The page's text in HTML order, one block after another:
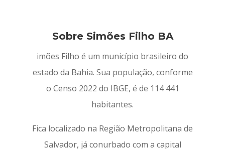
Sobre Simões Filho BA
imões Filho é um município brasileiro do
estado da Bahia. Sua população, conforme
o Censo 2022 do IBGE, é de 114 441
habitantes.
Fica localizado na Região Metropolitana de
Salvador, já conurbado com a capital